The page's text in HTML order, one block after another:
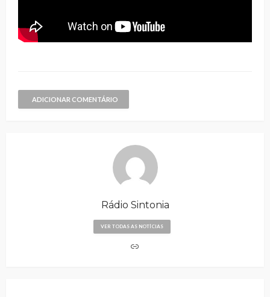
ADICIONAR COMENTÁRIO
Rádio Sintonia
VER TODAS AS NOTÍCIAS